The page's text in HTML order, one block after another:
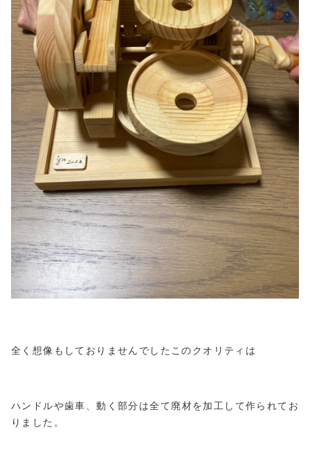
全く想像もしておりませんでしたこのクオリティは
ハンドルや歯車、動く部分は全て廃材を加工して作られてお
りました。